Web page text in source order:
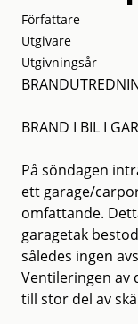
Författare
Utgivare
Utgivningsår
BRAND I BIL I
På söndagen
ett garage/
omfattande.
garagetak
således ingen
Ventileringen av
till stor del av